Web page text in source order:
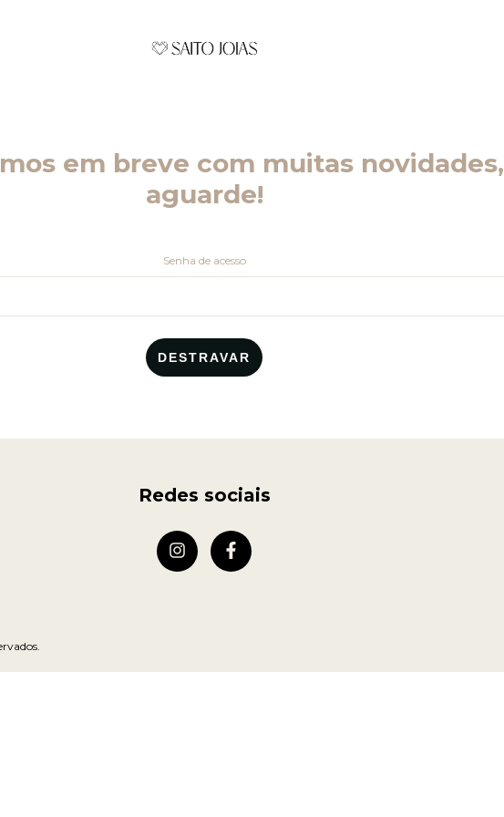
em breve com muitas novidades,
aguarde!
Senha de acesso
DESTRAVAR
Redes sociais